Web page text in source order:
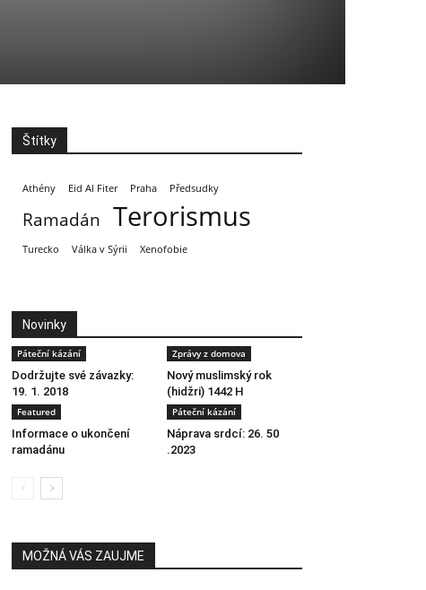
Štítky
Athény Eid Al Fiter Praha Předsudky
Ramadán Terorismus
Turecko Válka v Sýrii Xenofobie
Novinky
Páteční kázání
Dodržujte své závazky:
19. 1. 2018
Zprávy z domova
Nový muslimský rok
(hidžri) 1442 H
Featured
Informace o ukončení
ramadánu
Páteční kázání
Náprava srdcí: 26. 50
.2023
MOŽNÁ VÁS ZAUJME